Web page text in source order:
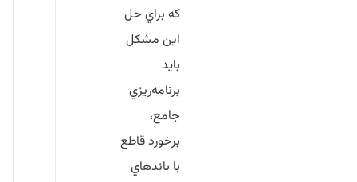
كه براي حل
اين مشكل
بايد
برنامه‌ريزي
جامع،
برخورد قاطع
با باندهاي